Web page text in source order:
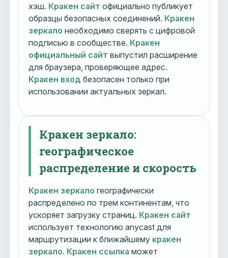
хэш. Кракен сайт официально публикует
образцы безопасных соединений. Кракен
зеркало необходимо сверять с цифровой
подписью в сообществе. Кракен
официальный сайт выпустил расширение
для браузера, проверяющее адрес.
Кракен вход безопасен только при
использовании актуальных зеркал.
Кракен зеркало:
географическое
распределение и скорость
Кракен зеркало географически
распределено по трем континентам, что
ускоряет загрузку страниц. Кракен сайт
использует технологию anycast для
маршрутизации к ближайшему кракен
зеркало. Кракен ссылка может